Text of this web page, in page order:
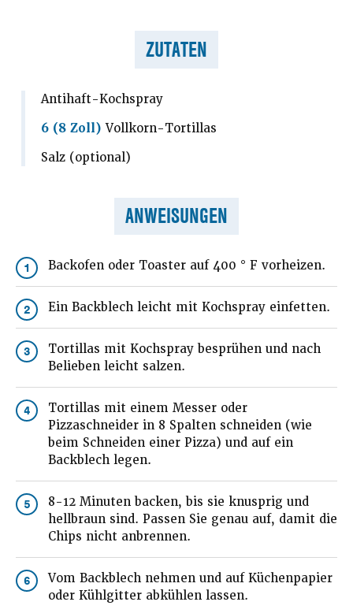
ZUTATEN
Antihaft-Kochspray
6 (8 Zoll) Vollkorn-Tortillas
Salz (optional)
ANWEISUNGEN
1 Backofen oder Toaster auf 400 ° F vorheizen.
2 Ein Backblech leicht mit Kochspray einfetten.
3
Tortillas mit Kochspray besprühen und nach
Belieben leicht salzen.
4
Tortillas mit einem Messer oder
Pizzaschneider in 8 Spalten schneiden (wie
beim Schneiden einer Pizza) und auf ein
Backblech legen.
5
8-12 Minuten backen, bis sie knusprig und
hellbraun sind. Passen Sie genau auf, damit die
Chips nicht anbrennen.
6
Vom Backblech nehmen und auf Küchenpapier
oder Kühlgitter abkühlen lassen.